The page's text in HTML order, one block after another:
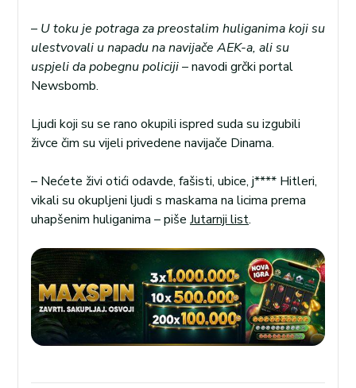
– U toku je potraga za preostalim huliganima koji su
ulestvovali u napadu na navijače AEK-a, ali su
uspjeli da pobegnu policiji– navodi grčki portal
Newsbomb.
Ljudi koji su se rano okupili ispred suda su izgubili
živce čim su vijeli privedene navijače Dinama.
– Nećete živi otići odavde, fašisti, ubice, j**** Hitleri,
vikali su okupljeni ljudi s maskama na licima prema
uhapšenim huliganima – piše Jutarnji list.